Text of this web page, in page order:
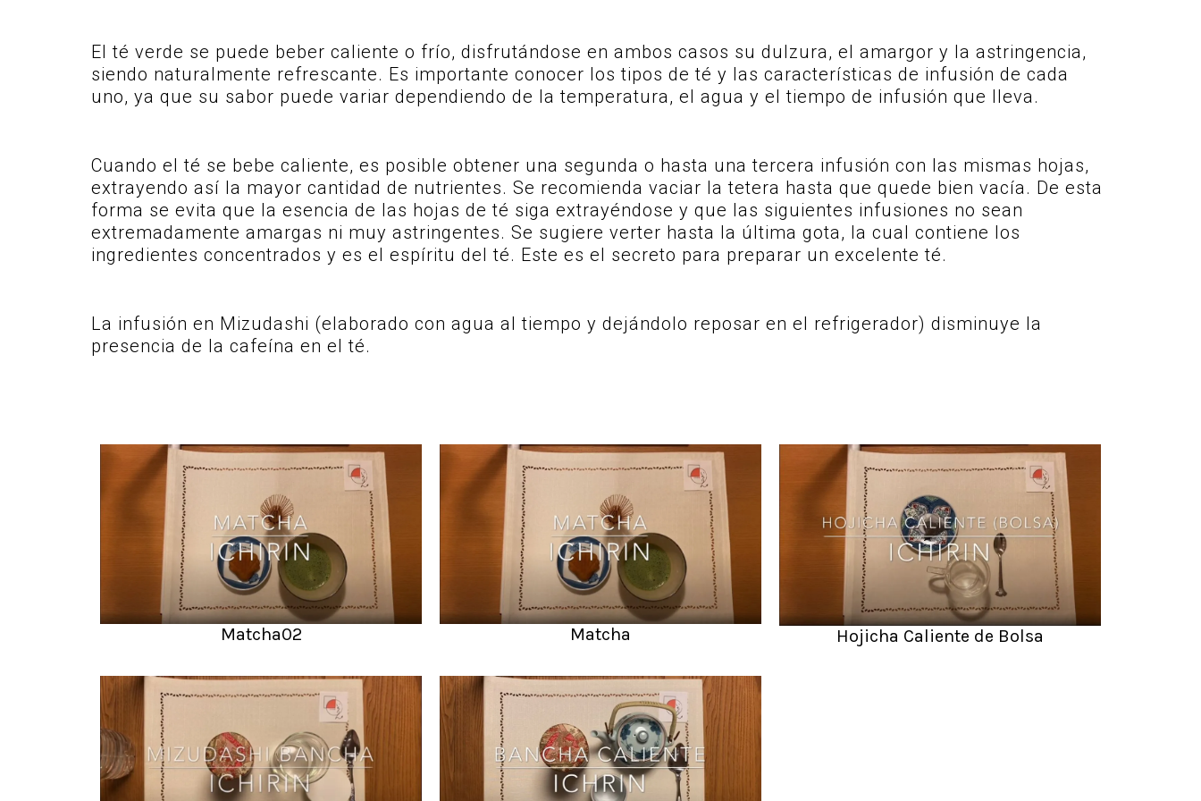
El té verde se puede beber caliente o frío, disfrutándose en ambos casos su dulzura, el amargor y la astringencia,
siendo naturalmente refrescante. Es importante conocer los tipos de té y las características de infusión de cada
uno, ya que su sabor puede variar dependiendo de la temperatura, el agua y el tiempo de infusión que lleva.
Cuando el té se bebe caliente, es posible obtener una segunda o hasta una tercera infusión con las mismas hojas,
extrayendo así la mayor cantidad de nutrientes. Se recomienda vaciar la tetera hasta que quede bien vacía. De esta
forma se evita que la esencia de las hojas de té siga extrayéndose y que las siguientes infusiones no sean
extremadamente amargas ni muy astringentes. Se sugiere verter hasta la última gota, la cual contiene los
ingredientes concentrados y es el espíritu del té. Este es el secreto para preparar un excelente té.
La infusión en Mizudashi (elaborado con agua al tiempo y dejándolo reposar en el refrigerador) disminuye la
presencia de la cafeína en el té.
Matcha02 Matcha Hojicha Caliente de Bolsa